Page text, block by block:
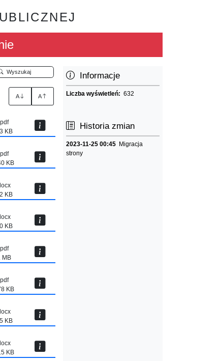
Wyszukaj
A A
pdf
KB
pdf
KB
KB
KB
pdf
MB
pdf
KB
KB
KB
Informacje
Liczba wyświetleń:632
Historia zmian
2023-11-25 00:45 Migracja
strony